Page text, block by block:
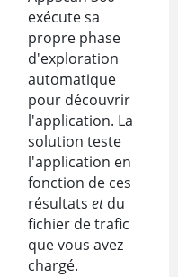
exécute sa
propre phase
d'exploration
automatique
pour découvrir
l'application. La
solution teste
l'application en
fonction de ces
résultats etdu
fichier de trafic
que vous avez
chargé.